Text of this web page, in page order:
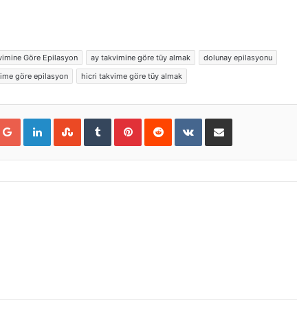
Göre Epilasyon ay takvimine göre tüy almak
dolunay epilasyonu
göre epilasyon hicri takvime göre tüy almak
Google+LinkedInStumbleUpon
TumblrPinterestReddit VKontakteE-Posta ile paylaş